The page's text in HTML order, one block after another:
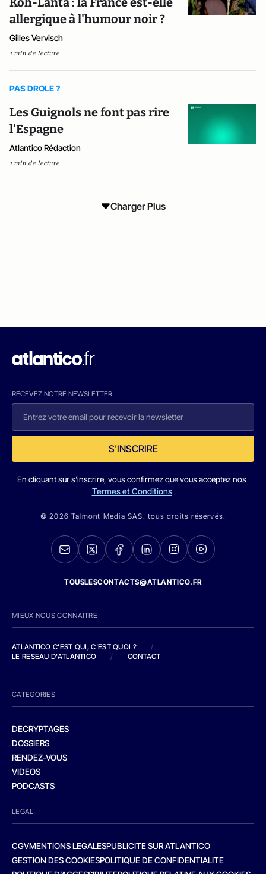
allergique à l'humour noir ?
Gilles Vervisch
1 min de lecture
PAS DROLE ?
Les Guignols ne font pas rire
l'Espagne
Atlantico Rédaction
1 min de lecture
Charger Plus
RECEVEZ NOTRE NEWSLETTER
S'INSCRIRE
En cliquant sur s'inscrire, vous confirmez que vous acceptez nos
Termes et Conditions
© 2026 Talmont Media SAS. tous droits réservés.
TOUSLESCONTACTS@ATLANTICO.FR
MIEUX NOUS CONNAITRE
ATLANTICO C'EST QUI, C'EST QUOI ?
/
LE RESEAU D'ATLANTICO
/ CONTACT
CATEGORIES
DECRYPTAGES
DOSSIERS
RENDEZ-VOUS
VIDEOS
PODCASTS
LEGAL
CGVMENTIONS LEGALESPUBLICITE SUR ATLANTICO
GESTION DES COOKIESPOLITIQUE DE CONFIDENTIALITE